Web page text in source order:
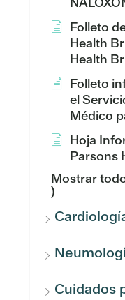
Folleto
Health
Health
Folleto
el
Médico
Hoja
Parsons
Mostrar
)
Cuidados